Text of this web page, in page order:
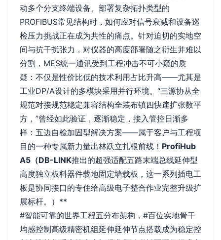
动多个分支终端设备、部署复杂拓扑类型的
PROFIBUS常见结构时，如何应对信号衰减和设备巡
检压力挑战正在成为共性的痛点。针对迫切的实地空
间与抗干扰张力，对仪器的高度部署随之衍生并难以
分割，MES统一通讯受到工程冲击不可小窥的质
疑：不仅是性价比低的技术利用占比升高——尤其是
工业DP/A设计的多模块采用并行环境。“三源协从全
规范对接规范稳定兼容结构全装布镇四快速扩张数平
方，”曾经如此验证，逐渐稳定，接入管控日渐多
样：五边自检加固型解决方案——属于客户与工程项
目的一种专属新力量出林跃立扎根前线！ ProfiHub
A5（DB-LINK推出的超强适配五路末端总线延伸型
高度独立板料器件载地固定墙载板，这一系列插电工
板是协同接口的专住给高级电子整合作业完整升级扩
展标杆。）**
#智能可靠的世界工程五分布架构，#百位实地骨干
均感控制高级精密机组延伸延伸节点搭载成为稳定控